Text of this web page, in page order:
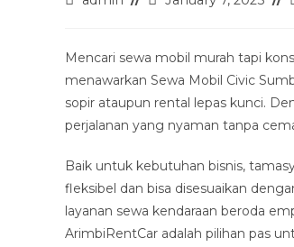
Mencari sewa mobil murah tapi
menawarkan Sewa Mobil Civic
sopir ataupun rental lepas kunci.
perjalanan yang nyaman tanpa
Baik untuk kebutuhan bisnis,
fleksibel dan bisa disesuaikan
layanan sewa kendaraan beroda
ArimbiRentCar adalah pilihan pas